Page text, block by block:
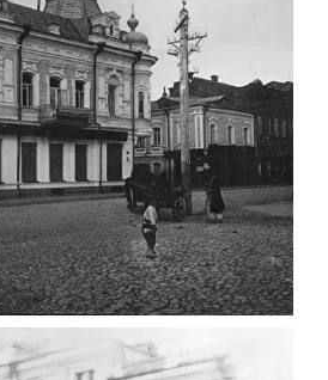
1960)
Leave a comment
1905 ВУЛ.
Фото Житомира період
до 1917 року